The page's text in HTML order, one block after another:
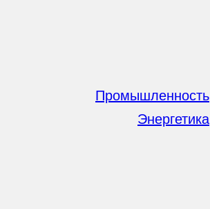
Промышленность
Энергетика